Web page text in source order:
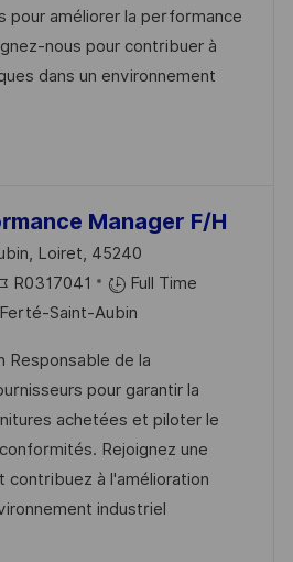
pour améliorer la performance
nous pour contribuer à
dans un environnement
Business Analyst
Manager F/H
Loiret, 45240
R0317041
Full Time
Saint-Aubin
Responsable de la
pour garantir la
achetées et piloter le
Rejoignez une
contribuez à l'amélioration
industriel